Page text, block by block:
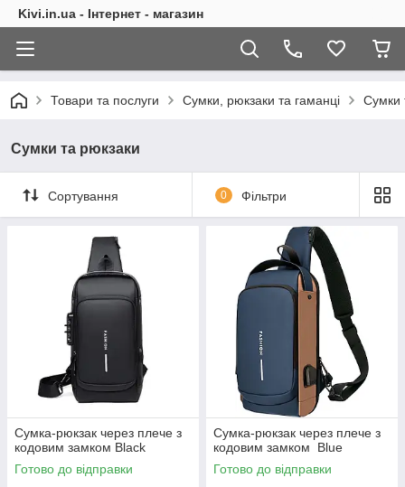
Kivi.in.ua - Інтернет - магазин
Товари та послуги Сумки, рюкзаки та гаманці Сумки
Сумки та рюкзаки
Сортування 0 Фільтри
Сумка-рюкзак через плече з
кодовим замком Black
Готово до відправки
Сумка-рюкзак через плече з
кодовим замком Blue
Готово до відправки